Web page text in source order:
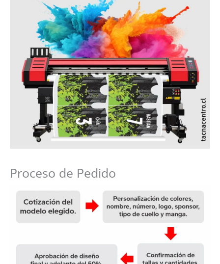
Proceso de Pedido